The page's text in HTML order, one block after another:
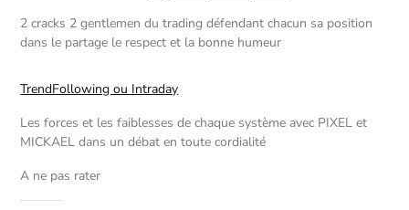
2 cracks 2 gentlemen du trading défendant chacun sa position
dans le partage le respect et la bonne humeur
TrendFollowing ou Intraday
Les forces et les faiblesses de chaque système avec PIXEL et
MICKAEL dans un débat en toute cordialité
A ne pas rater